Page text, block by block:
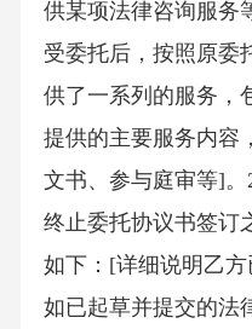
供某项法律咨询服务
受委托后，按照原委
供了一系列的服务，
提供的主要服务内容
文书、参与庭审等]
终止委托协议书签订
如下：[详细说明乙方
如已起草并提交的法